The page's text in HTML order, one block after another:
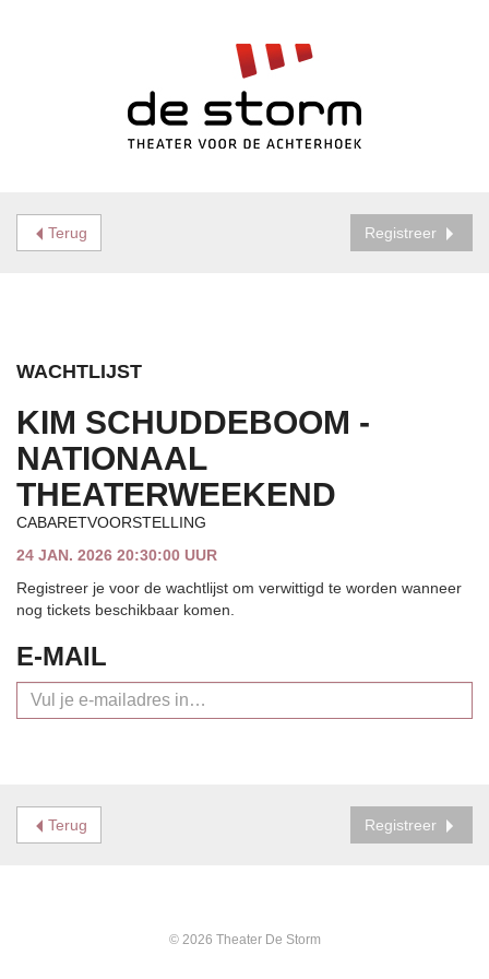
Terug Registreer
WACHTLIJST
KIM SCHUDDEBOOM -
NATIONAAL
THEATERWEEKEND
CABARETVOORSTELLING
24 JAN. 2026 20:30:00 UUR
Registreer je voor de wachtlijst om verwittigd te worden wanneer
nog tickets beschikbaar komen.
E-MAIL
Terug Registreer
© 2026 Theater De Storm